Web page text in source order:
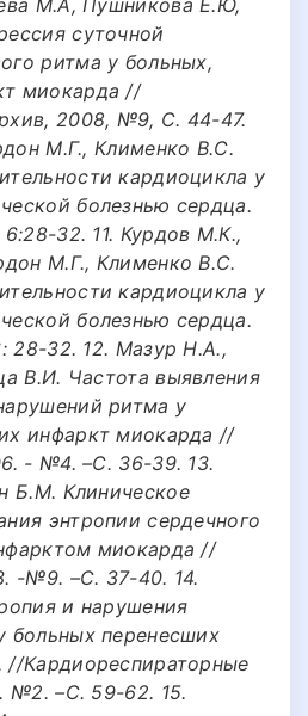
суточной
ритма у больных,
миокарда //
2008, №9, С. 44-47.
М.Г., Клименко В.С.
кардиоцикла у
болезнью сердца.
32. 11. Курдов М.К.,
М.Г., Клименко В.С.
кардиоцикла у
болезнью сердца.
28-32. 12. Мазур Н.А.,
В.И. Частота выявления
ритма у
инфаркт миокарда //
- №4. –С. 36-39. 13.
Б.М. Клиническое
энтропии сердечного
миокарда //
-№9. –С. 37-40. 14.
и нарушения
больных перенесших
Кардиореспираторные
№2. –С. 59-62. 15.